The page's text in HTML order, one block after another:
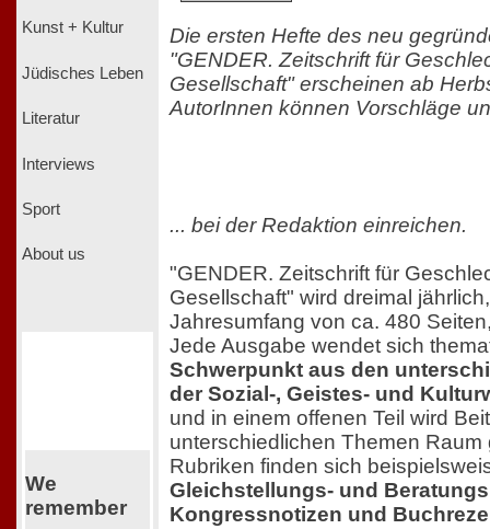
Kunst + Kultur
Jüdisches Leben
Literatur
Interviews
Sport
About us
We
remember
Die ersten Hefte des neu
"GENDER. Zeitschrift für
Gesellschaft" erscheinen ab
AutorInnen können Vorschläge
... bei der Redaktion einreichen.
"GENDER. Zeitschrift für
Gesellschaft" wird dreimal
Jahresumfang von ca. 480
Jede Ausgabe wendet sich
Schwerpunkt aus den
der Sozial-, Geistes- und
und in einem offenen Teil wird
unterschiedlichen Themen
Rubriken finden sich
Gleichstellungs- und
Kongressnotizen und